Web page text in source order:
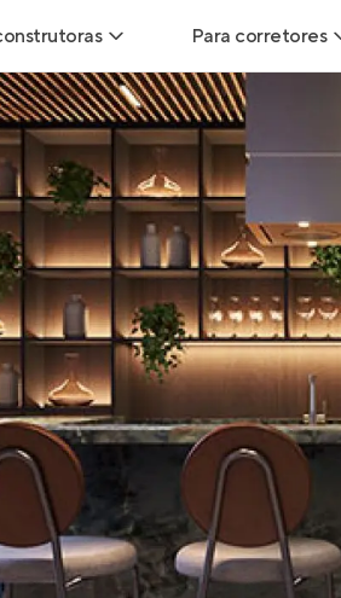
de Leads
de Visitas
de Vendas
Construtoras
Imobiliárias
Imóveis
Para corretores
Leads para
Corretor+
Parcerias
Hub de
Perfil
Anunciar